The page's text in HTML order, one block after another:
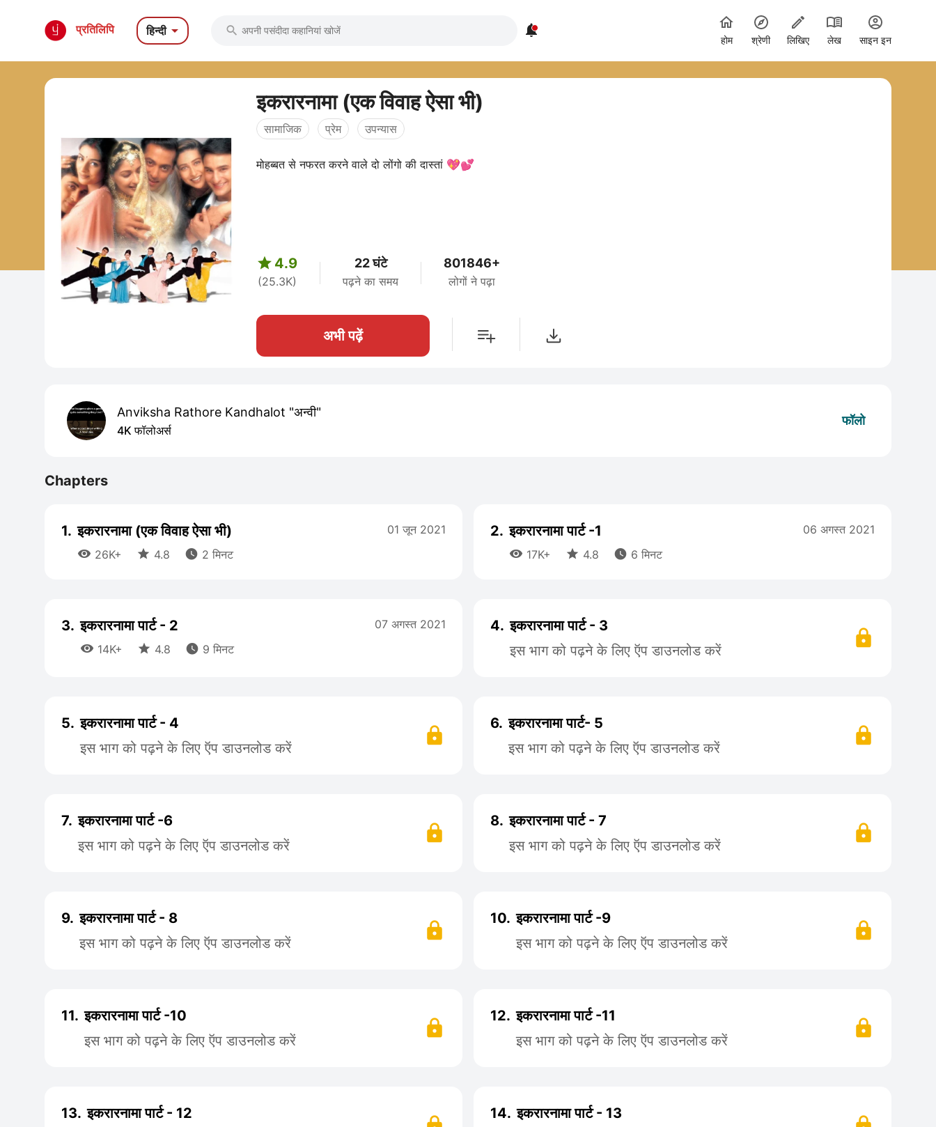
प्रतिलिपि हिन्दी  
होम श्रेणी लिखिए लेख साइन इन
इकरारनामा (एक विवाह ऐसा भी)
सामाजिक प्रेम उपन्यास
मोहब्बत से नफरत करने वाले दो लोंगो की दास्तां 💖💕
 4.9
(25.3K)
22 घंटे
पढ़ने का समय
801846+
लोगों ने पढ़ा
अभी पढ़ें
Anviksha Rathore Kandhalot "अन्वी"
4K फॉलोअर्स
फॉलो
Chapters
1. इकरारनामा (एक विवाह ऐसा भी)
 26K+  4.8  2 मिनट
01 जून 2021 2. इकरारनामा पार्ट -1
 17K+  4.8  6 मिनट
06 अगस्त 2021
3. इकरारनामा पार्ट - 2
 14K+  4.8  9 मिनट
07 अगस्त 2021 4. इकरारनामा पार्ट - 3
इस भाग को पढ़ने के लिए ऍप डाउनलोड करें
5. इकरारनामा पार्ट - 4
इस भाग को पढ़ने के लिए ऍप डाउनलोड करें
6. इकरारनामा पार्ट- 5
इस भाग को पढ़ने के लिए ऍप डाउनलोड करें
7. इकरारनामा पार्ट -6
इस भाग को पढ़ने के लिए ऍप डाउनलोड करें
8. इकरारनामा पार्ट - 7
इस भाग को पढ़ने के लिए ऍप डाउनलोड करें
9. इकरारनामा पार्ट - 8
इस भाग को पढ़ने के लिए ऍप डाउनलोड करें
10. इकरारनामा पार्ट -9
इस भाग को पढ़ने के लिए ऍप डाउनलोड करें
11. इकरारनामा पार्ट -10
इस भाग को पढ़ने के लिए ऍप डाउनलोड करें
12. इकरारनामा पार्ट -11
इस भाग को पढ़ने के लिए ऍप डाउनलोड करें
13. इकरारनामा पार्ट - 12
14. इकरारनामा पार्ट - 13